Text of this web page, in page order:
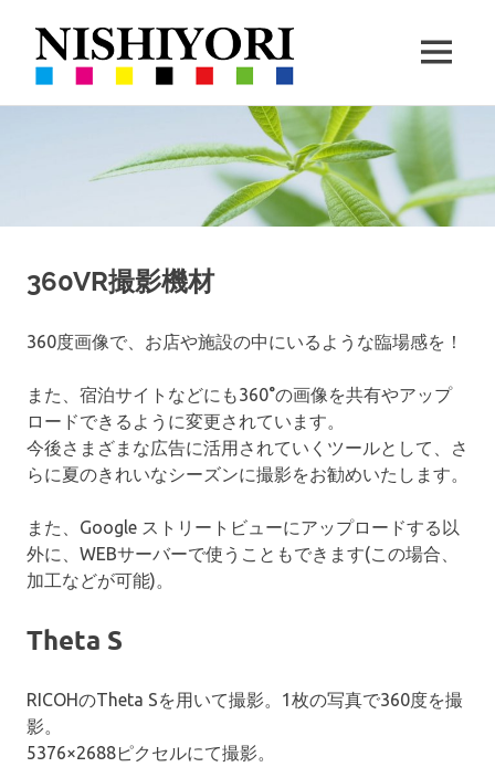
依
撮
影・
｜
沖
縄
栽
MENU
360VR撮影機材
360度画像で、お店や施設の中にいるような臨場感を！
また、宿泊サイトなどにも360°の画像を共有やアップ
ロードできるように変更されています。
今後さまざまな広告に活用されていくツールとして、さ
らに夏のきれいなシーズンに撮影をお勧めいたします。
また、Google ストリートビューにアップロードする以
外に、WEBサーバーで使うこともできます(この場合、
加工などが可能)。
Theta S
RICOHのTheta Sを用いて撮影。1枚の写真で360度を撮
影。
5376×2688ピクセルにて撮影。